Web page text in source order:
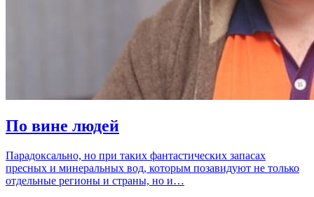
По вине людей
Парадоксально, но при таких фантастических запасах
пресных и минеральных вод, которым позавидуют не только
отдельные регионы и страны, но и…